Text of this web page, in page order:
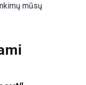
mūsų